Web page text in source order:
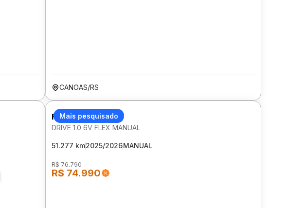
CANOAS/RS
Mais pesquisado
FIAT ARGO
DRIVE 1.0 6V FLEX MANUAL
51.277 km2025/2026MANUAL
R$ 76.790
R$ 74.990